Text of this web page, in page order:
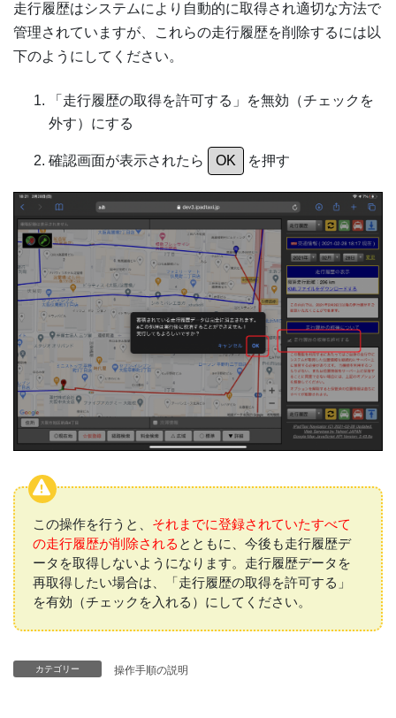
走行履歴はシステムにより自動的に取得され適切な方法で
管理されていますが、これらの走行履歴を削除するには以
下のようにしてください。
「走行履歴の取得を許可する」を無効（チェックを
外す）にする
確認画面が表示されたら OK を押す
この操作を行うと、 それまでに登録されていたすべて
の走行履歴が削除される とともに、今後も走行履歴デ
ータを取得しないようになります。走行履歴データを
再取得したい場合は、「走行履歴の取得を許可する」
を有効（チェックを入れる）にしてください。
カテゴリー 操作手順の説明